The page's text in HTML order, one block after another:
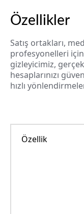
Özellikler
Satış ortakları,
profesyonelleri
gizleyicimiz,
hesaplarınızı
hızlı
Özellik